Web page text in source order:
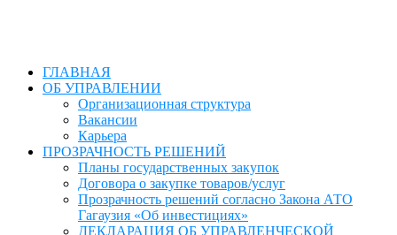
ГЛАВНАЯ
ОБ УПРАВЛЕНИИ
Организационная структура
Вакансии
Карьера
ПРОЗРАЧНОСТЬ РЕШЕНИЙ
Планы государственных закупок
Договора о закупке товаров/услуг
Прозрачность решений согласно Закона АТО
Гагаузия «Об инвестициях»
ДЕКЛАРАЦИЯ ОБ УПРАВЛЕНЧЕСКОЙ